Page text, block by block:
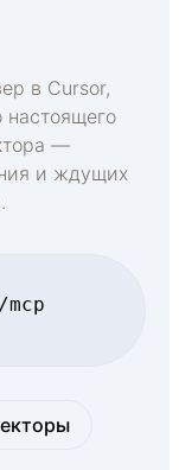
в Cursor,
—
и ждущих